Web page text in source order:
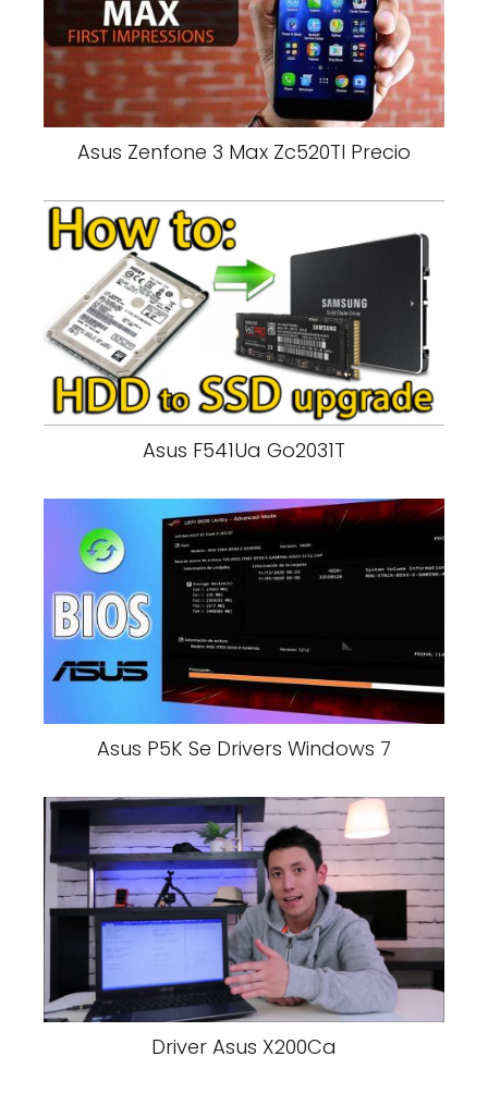
Asus Zenfone 3 Max Zc520Tl Precio
Asus F541Ua Go2031T
Asus P5K Se Drivers Windows 7
Driver Asus X200Ca